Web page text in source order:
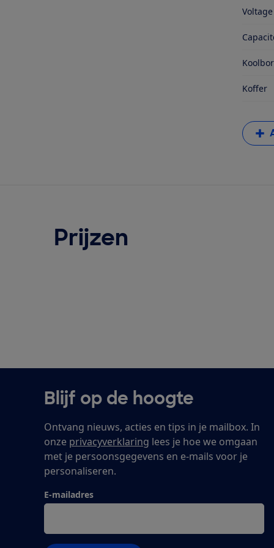
Koffer
Prijzen
Blijf op de hoogte
Ontvang nieuws, acties en tips in je mailbox. In
onze privacyverklaring lees je hoe we omgaan
met je persoonsgegevens en e-mails voor je
personaliseren.
E-mailadres